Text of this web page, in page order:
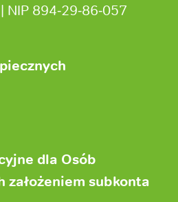
894‑29‑86‑057
dla Osób
założeniem subkonta